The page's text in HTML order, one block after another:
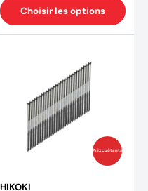
Choisir les options
Prix coûtants
HIKOKI